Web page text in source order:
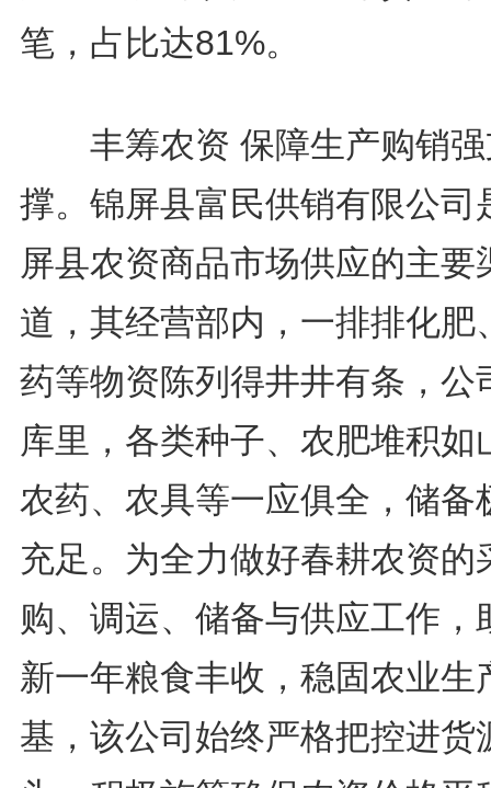
笔，占比达81%。
丰筹农资 保障生产购销强
撑。锦屏县富民供销有限公司
屏县农资商品市场供应的主要
道，其经营部内，一排排化肥
药等物资陈列得井井有条，公
库里，各类种子、农肥堆积如
农药、农具等一应俱全，储备
充足。为全力做好春耕农资的
购、调运、储备与供应工作，
新一年粮食丰收，稳固农业生
基，该公司始终严格把控进货